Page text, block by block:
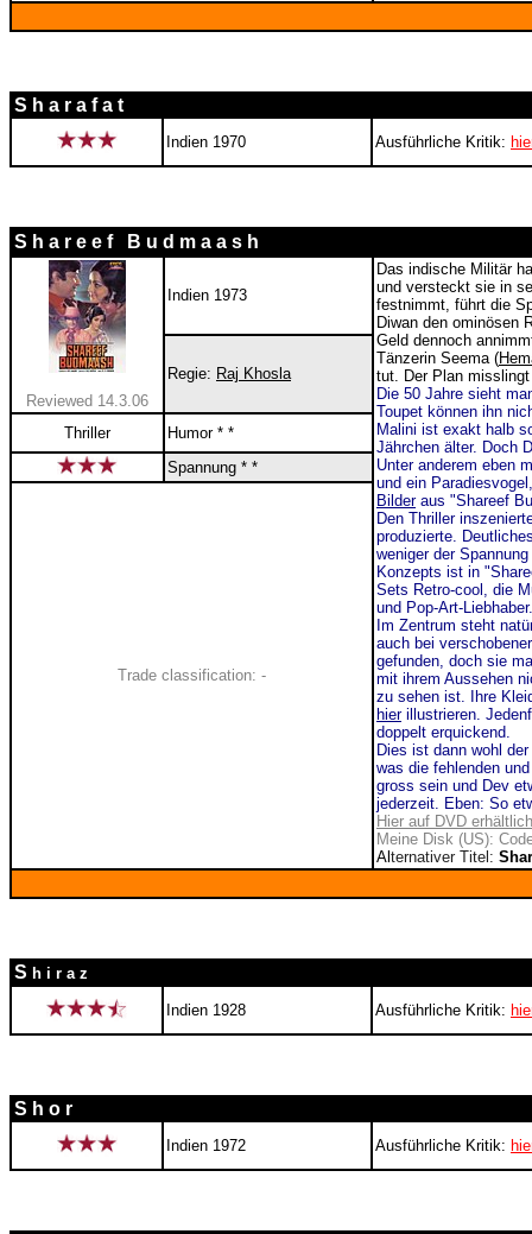
S h a r a f a t
Indien 1970 Ausführliche Kritik:
S h a r e e f B u d m a a s h
Reviewed 14.3.06
Indien 1973
Das indische Militär
und versteckt sie in
festnimmt, führt die
Diwan den ominösen
Geld dennoch
Tänzerin Seema (
tut. Der Plan
Die 50 Jahre sieht
Toupet können ihn
Malini ist exakt halb
Jährchen älter. Doch
Unter anderem eben
und ein
Bilderaus "Shareef
Den Thriller
produzierte.
weniger der
Konzepts ist in
Sets Retro-cool, die
und Pop-Art-Liebhaber.
Im Zentrum steht
auch bei
gefunden, doch sie
mit ihrem Aussehen
zu sehen ist. Ihre
hierillustrieren.
doppelt erquickend.
Dies ist dann wohl
was die fehlenden
gross sein und Dev
jederzeit. Eben: So
Hier auf DVD erhältlich
Meine Disk (US):
Al ternativer Titel:
Regie: Raj Khosla
Thriller
Humor * *
Spannung * *
Trade classification: -
S h i r a z
Indien 1928 Ausführliche Kritik:
S h o r
Indien 1972 Ausführliche Kritik: